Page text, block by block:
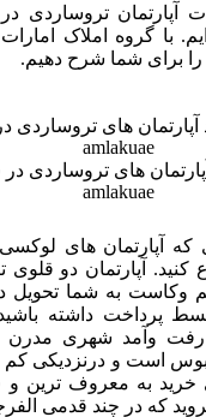
تروساردی در
با گروه املاک
را برای شما شرح دهیم.
های تروساردی
amlakuae
که آپارتمان های
کنید. آپارتمان دو
وکاست به شما تحویل
پرداخت داشته
وآمد شهری مدرن
است و درنزدیکی کم
به معروف ترین و
که در چند قدمی